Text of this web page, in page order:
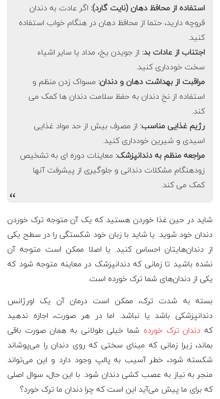
استفاده از محافظ دهان (نایت گارد): اگر عادت به دندان
قروچه دارید، حتما از محافظ دهان در هنگام خواب استفاده
کنید.
اجتناب از عادات بد: از جویدن یخ، مداد یا سایر اشیاء
سخت خودداری کنید.
مراقبت از بهداشت دهان و دندان: مسواک زدن منظم و
استفاده از نخ دندان به حفظ سلامت دندان ها کمک می
کند.
رژیم غذایی مناسب: از مصرف بیش از حد مواد غذایی
اسیدی و شیرین خودداری کنید.
مراجعه منظم به دندانپزشک: معاینات دوره ای به تشخیص
زودهنگام مشکلات دندانی و جلوگیری از پیشرفت آنها
کمک می کند.
“
شاید در حین غذا خوردن هستید که یک آن متوجه ترک خوردن
دندان خود شوید. یا شاید با زبان خود شکستگی را در سطح یکی
از دندان‌هایتان احساس کنید. یا اصلا ممکن است متوجه آن
نشده باشید تا زمانی که دندانپزشک در معاینه متوجه شود که
یکی از دندان‌های شما ترک خورده است.
بسته به شدت ترک، ممکن است درمان آن یک اورژانس
دندانپزشکی باشد یا نباشد. اما در هر صورت، اجازه ندهید
که دندان ترک خورده شما خیلی طولانی به همان صورت باقی
بماند، زیرا زمانی که مینای سختی که روی دندان را می‌پوشاند
شکسته شود، خطر آسیب به پالپ وجود دارد و این می‌تواند
منجر به نیاز به عصب کشی دندان شود. با این حال، سوال اصلی
که برای ما پیش می‌آید این است که چرا دندان ما ترک خورد؟